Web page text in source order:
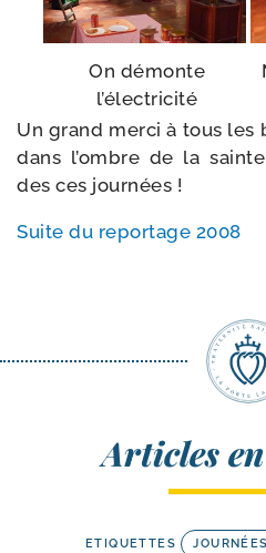
On démonte
l’électricité
Un grand mer­ci à tous les
dans l’ombre de la
des ces journées !
Suite du repor­tage 2008
Articles
ETIQUETTES